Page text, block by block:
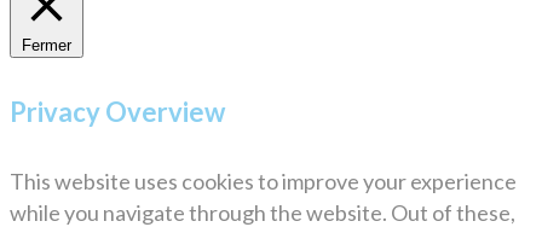
Fermer
Privacy Overview
This website uses cookies to improve your experience
while you navigate through the website. Out of these,